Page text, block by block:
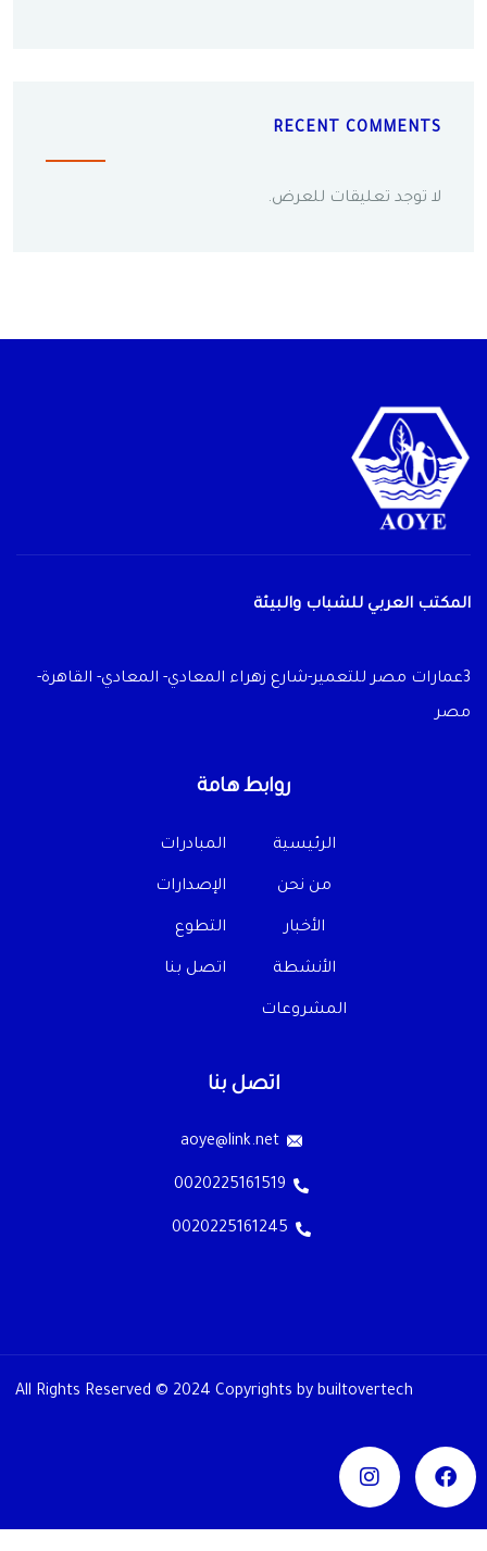
RECENT COMMENTS
لا توجد تعليقات للعرض.
المكتب العربي للشباب والبيئة
3عمارات مصر للتعمير-شارع زهراء المعادي- المعادي- القاهرة-
مصر
روابط هامة
الرئيسية
من نحن
الأخبار
الأنشطة
المشروعات
المبادرات
الإصدارات
التطوع
اتصل بنا
اتصل بنا
aoye@link.net
0020225161519
0020225161245
All Rights Reserved © 2024 Copyrights by builtovertech